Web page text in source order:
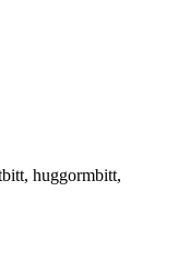
huggormbitt,